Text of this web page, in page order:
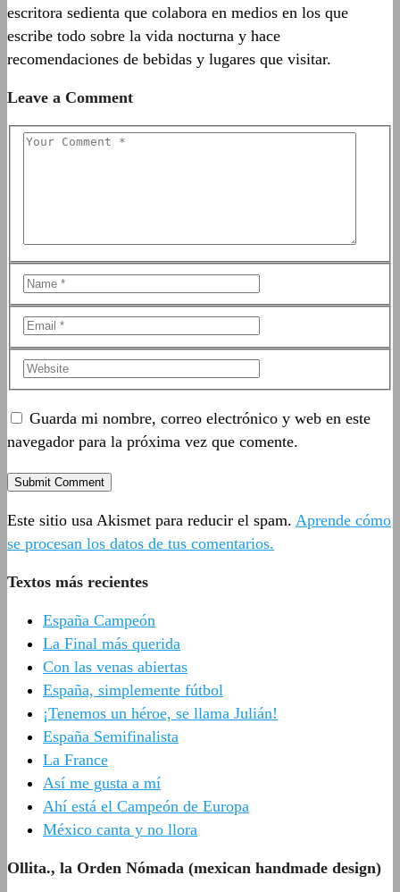
escritora sedienta que colabora en medios en los que
escribe todo sobre la vida nocturna y hace
recomendaciones de bebidas y lugares que visitar.
Leave a Comment
Guarda mi nombre, correo electrónico y web en este
navegador para la próxima vez que comente.
Este sitio usa Akismet para reducir el spam. Aprende cómo
se procesan los datos de tus comentarios.
Textos más recientes
España Campeón
La Final más querida
Con las venas abiertas
España, simplemente fútbol
¡Tenemos un héroe, se llama Julián!
España Semifinalista
La France
Así me gusta a mí
Ahí está el Campeón de Europa
México canta y no llora
Ollita., la Orden Nómada (mexican handmade design)